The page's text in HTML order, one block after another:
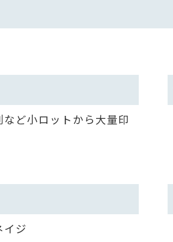
ど小ロットから大量印
イジ